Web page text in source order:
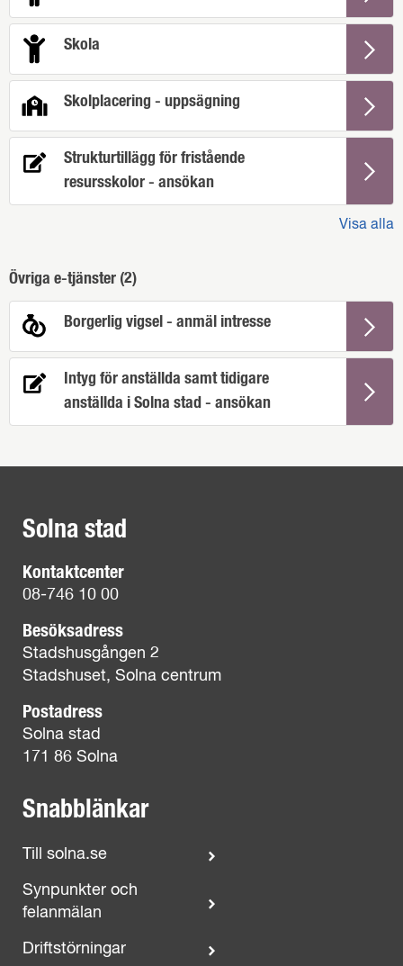
Skola
Skolplacering - uppsägning
Strukturtillägg för fristående
resursskolor - ansökan
Visa alla
Övriga e-tjänster (2)
Borgerlig vigsel - anmäl intresse
Intyg för anställda samt tidigare
anställda i Solna stad - ansökan
Solna stad
Kontaktcenter
08-746 10 00
Besöksadress
Stadshusgången 2
Stadshuset, Solna centrum
Postadress
Solna stad
171 86 Solna
Snabblänkar
Till solna.se
Synpunkter och
felanmälan
Driftstörningar